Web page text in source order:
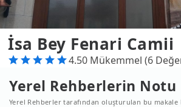
İsa Bey Fenari Camii
4.50 Mükemmel (6
Yerel Rehberlerin Notu
Yerel Rehberler tarafından oluşturulan bu makale